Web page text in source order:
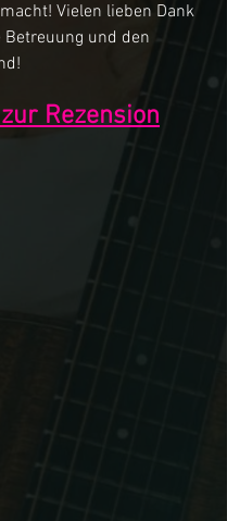
Vielen lieben Dank
und den
Rezension